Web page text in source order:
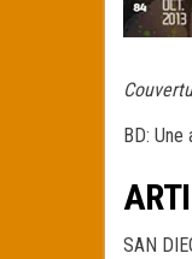
BD: Une
SAN